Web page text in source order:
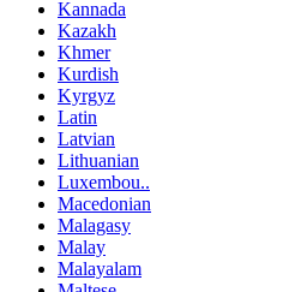
Kannada
Kazakh
Khmer
Kurdish
Kyrgyz
Latin
Latvian
Lithuanian
Luxembou..
Macedonian
Malagasy
Malay
Malayalam